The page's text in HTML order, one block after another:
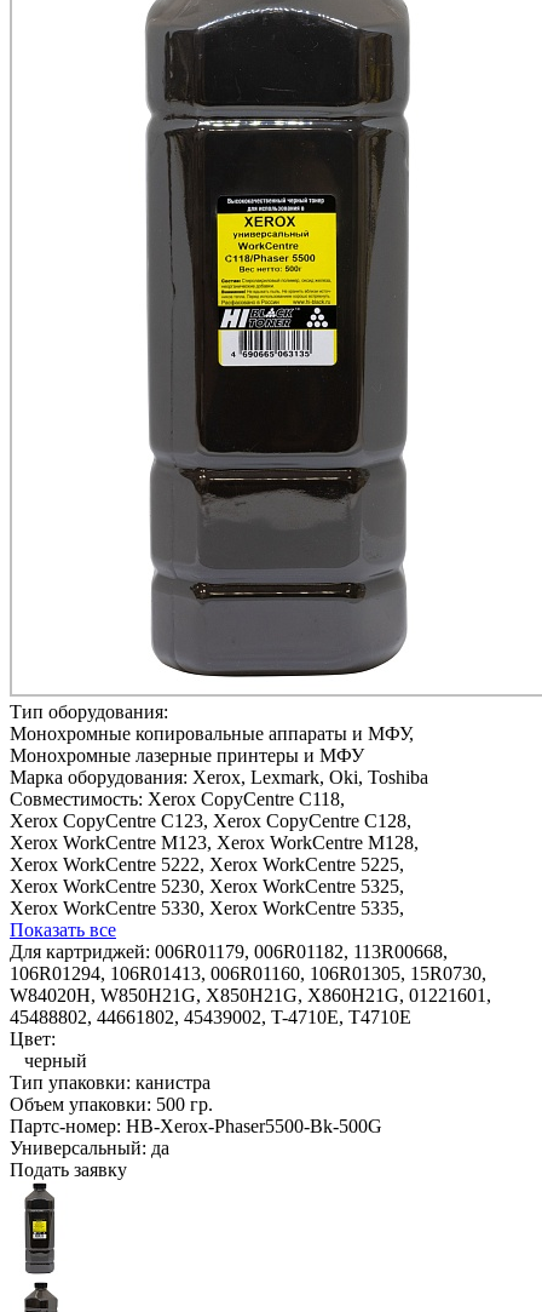
Тип оборудования:
Монохромные копировальные аппараты и МФУ,
Монохромные лазерные принтеры и МФУ
Марка оборудования: Xerox, Lexmark, Oki, Toshiba
Совместимость: Xerox CopyCentre C118,
Xerox CopyCentre C123, Xerox CopyCentre C128,
Xerox WorkCentre M123, Xerox WorkCentre M128,
Xerox WorkCentre 5222, Xerox WorkCentre 5225,
Xerox WorkCentre 5230, Xerox WorkCentre 5325,
Xerox WorkCentre 5330, Xerox WorkCentre 5335,
Показать все
Для картриджей: 006R01179, 006R01182, 113R00668,
106R01294, 106R01413, 006R01160, 106R01305, 15R0730,
W84020H, W850H21G, X850H21G, X860H21G, 01221601,
45488802, 44661802, 45439002, T-4710E, T4710E
Цвет:
черный
Тип упаковки: канистра
Объем упаковки: 500 гр.
Партс-номер: HB-Xerox-Phaser5500-Bk-500G
Универсальный: да
Подать заявку